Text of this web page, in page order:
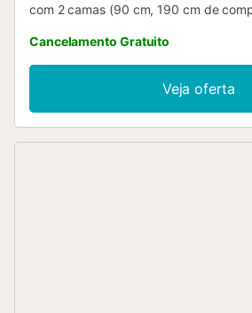
com 2 camas (90 cm, 190 cm de
comprimento). 1 quarto com 1 cama
cm de comprimento), saída ao
placas de vitrocerâmica, torradeira,
congelador, máquina de café
duche/WC. Nenhuma opção de
Cancelamento Gratuito
Veja oferta